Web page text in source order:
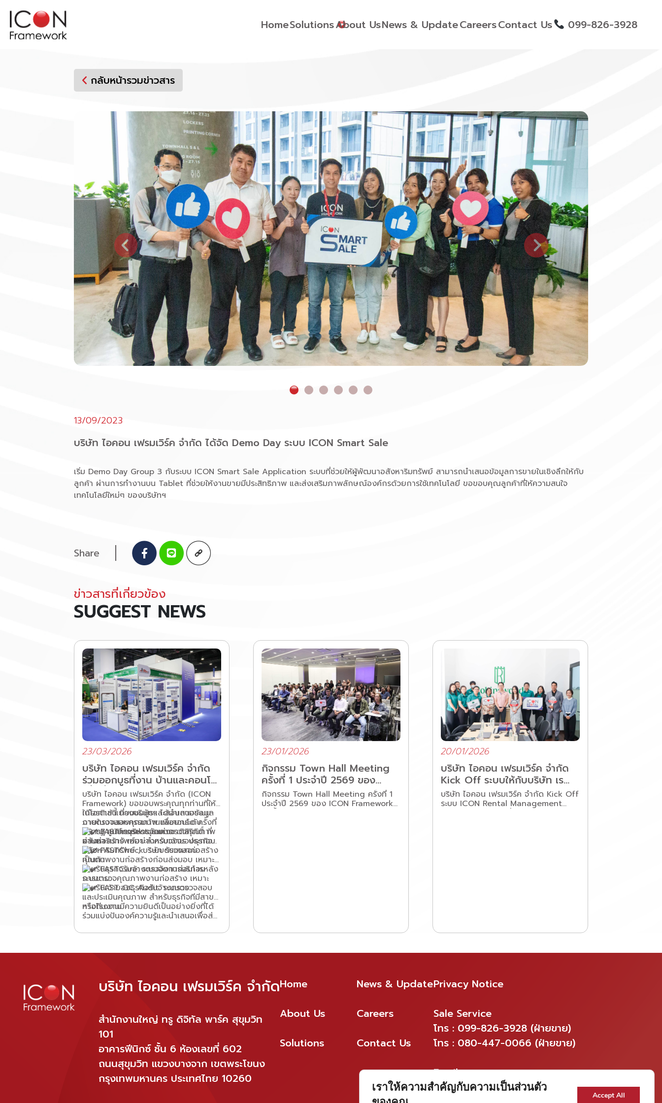
content
HomeSolutionsAbout UsNews & UpdateCareersContact Us 099-826-3928
กลับหน้ารวมข่าวสาร
13/09/2023
บริษัท ไอคอน เฟรมเวิร์ค จำกัด ได้จัด Demo Day ระบบ ICON Smart Sale
เริ่ม Demo Day Group 3 กับระบบ ICON Smart Sale Application ระบบที่ช่วยให้ผู้พัฒนาอสังหาริมทรัพย์ สามารถนำเสนอข้อมูลการขายในเชิงลึกให้กับ
ลูกค้า ผ่านการทำงานบน Tablet ที่ช่วยให้งานขายมีประสิทธิภาพ และส่งเสริมภาพลักษณ์องค์กรด้วยการใช้เทคโนโลยี ขอขอบคุณลูกค้าที่ให้ความสนใจ
เทคโนโลยีใหม่ๆ ของบริษัทฯ
Share
ข่าวสารที่เกี่ยวข้อง
SUGGEST NEWS
23/03/2026
บริษัท ไอคอน เฟรมเวิร์ค จำกัด
ร่วมออกบูธที่งาน บ้านและคอนโด
ครั้งที่ 49
บริษัท ไอคอน เฟรมเวิร์ค จำกัด (ICON
Framework) ขอขอบพระคุณทุกท่านที่ให้
เกียรติเข้าเยี่ยมชมบูธและสอบถามข้อมูล
ภายในงานมหกรรมบ้านและคอนโด ครั้งที่
49 ณ ศูนย์การประชุมแห่งชาติสิริกิติ์ ที่
ผ่านมา
ในโอกาสนี้ ทางบริษัทฯ ได้นำเสนอระบบ
งานตรวจสอบคุณภาพ เพื่อยกระดับ
มาตรฐานการบริหารจัดการ
อสังหาริมทรัพย์อย่างครบวงจร ประกอบ
ด้วย:
FASTInspect: ระบบตรวจคุณภาพ
งานก่อสร้าง เหมาะสำหรับเจ้าของธุรกิจ
อสังหาริมทรัพย์ , บริษัท รับเหมาก่อสร้าง
เป็นต้น
FASTCheck: ระบบตรวจสอบ
คุณภาพงานก่อสร้างก่อนส่งมอบ เหมาะ
สำหรับธุรกิจรับจ้างตรวจงานก่อนโอน
ระบบตรวจคุณภาพงานก่อสร้าง เหมาะ
สำหรับเจ้าของธุรกิจรับจ้างตรวจ
FASTCare: ระบบจัดการบริการหลัง
การขาย
FAST QC Audit: ระบบตรวจสอบ
และประเมินคุณภาพ สำหรับธุรกิจทีมีสาขา
หรือโรงงาน
ทางทีมงานมีความยินดีเป็นอย่างยิ่งที่ได้
ร่วมแบ่งปันองค์ความรู้และนำเสนอเพื่อส่ง
ประสิทธิภาพ และสร้างความมั่นใจสูงสุดให้
23/01/2026
กิจกรรม Town Hall Meeting
ครั้งที่ 1 ประจำปี 2569 ของ
ICON Framework
กิจกรรม Town Hall Meeting ครั้งที่ 1
ประจำปี 2569 ของ ICON Framework
20/01/2026
บริษัท ไอคอน เฟรมเวิร์ค จำกัด
Kick Off ระบบให้กับบริษัท เร
นวูด โฮลดิ้ง จำกัด
บริษัท ไอคอน เฟรมเวิร์ค จำกัด Kick Off
ระบบ ICON Rental Management
บริษัท ไอคอน เฟรมเวิร์ค จำกัด
สำนักงานใหญ่ ทรู ดิจิทัล พาร์ค สุขุมวิท
101
อาคารฟีนิกซ์ ชั้น 6 ห้องเลขที่ 602
ถนนสุขุมวิท แขวงบางจาก เขตพระโขนง
กรุงเทพมหานคร ประเทศไทย 10260
Home
News & Update
About Us
Careers
Solutions
Contact Us
Privacy Notice
Sale Service
โทร : 099-826-3928 (ฝ่ายขาย)
โทร : 080-447-0066 (ฝ่ายขาย)
Email
sales@iconframework.com
เราให้ความสำคัญกับความเป็นส่วนตัว
Accept All